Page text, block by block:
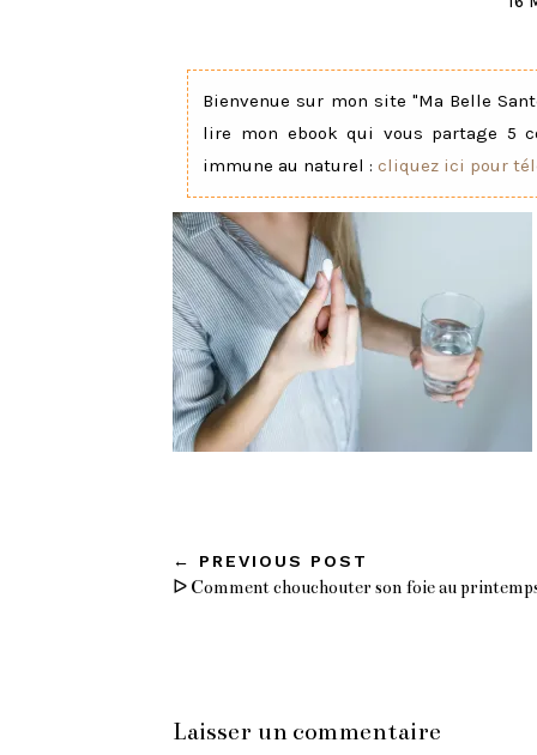
Bienvenue sur mon site "Ma Belle
lire mon ebook qui vous partage 5
immune au naturel :cliquez ici pour
← PREVIOUS POST
ᐅ Comment chouchouter son foie au
Laisser un commentaire